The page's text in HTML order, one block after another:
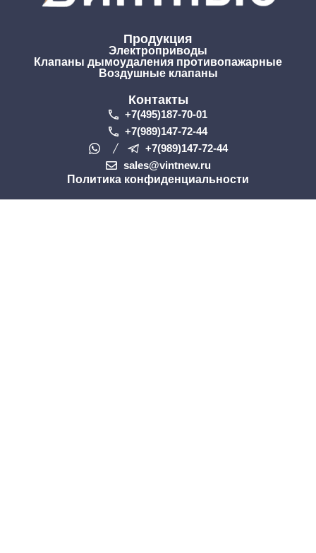
Продукция
Электроприводы
Клапаны дымоудаления противопажарные
Воздушные клапаны
Контакты
+7(495)187-70-01
+7(989)147-72-44
+7(989)147-72-44
sales@vintnew.ru
Политика конфиденциальности